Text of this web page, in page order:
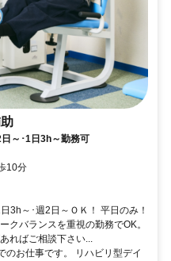
～･1日3h～勤務可
10分
3h～･週2日～ＯＫ！ 平日のみ！
クバランスを重視の勤務でOK。
ればご相談下さい...
のお仕事です。 リハビリ型デイ